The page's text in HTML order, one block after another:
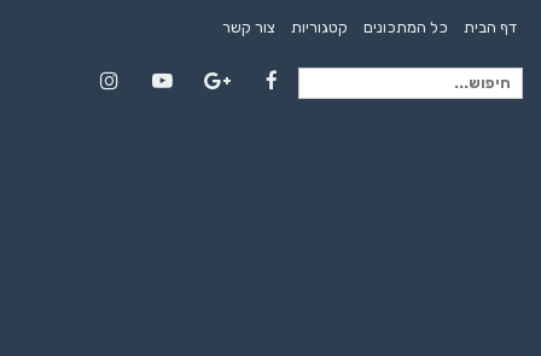
דף הבית כל המתכונים קטגוריות צור קשר
חיפוש